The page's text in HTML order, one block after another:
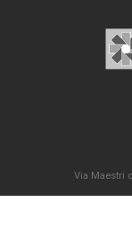
Via Maestri